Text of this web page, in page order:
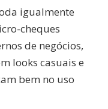
igualmente
cheques
de negócios,
looks casuais e
bem no uso